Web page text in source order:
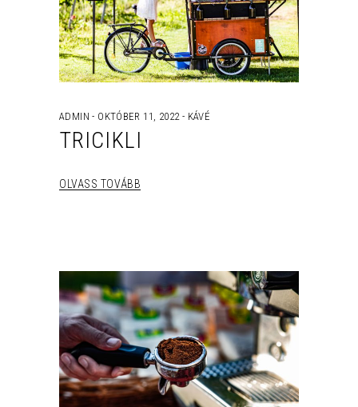
ADMIN OKTÓBER 11, 2022 KÁVÉ
TRICIKLI
OLVASS TOVÁBB